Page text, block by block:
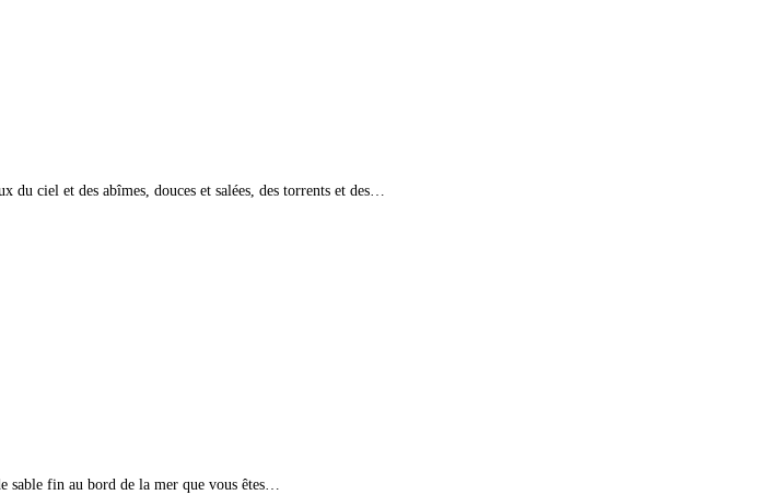
du ciel et des abîmes, douces et salées, des torrents et des…
sable fin au bord de la mer que vous êtes…